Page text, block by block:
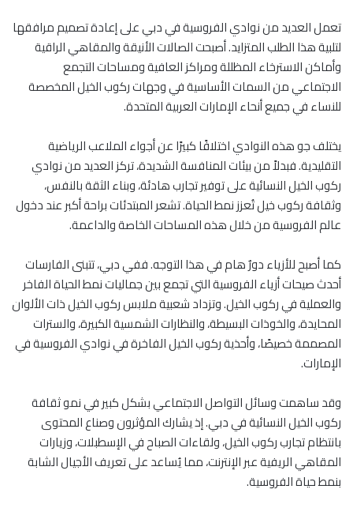
تعمل العديد من نوادي الفروسية في دبي على إعادة تصميم مرافقها
لتلبية هذا الطلب المتزايد. أصبحت الصالات الأنيقة والمقاهي الراقية
وأماكن الاسترخاء المظللة ومراكز العافية ومساحات التجمع
الاجتماعي من السمات الأساسية في وجهات ركوب الخيل المخصصة
للنساء في جميع أنحاء الإمارات العربية المتحدة.
يختلف جو هذه النوادي اختلافًا كبيرًا عن أجواء الملاعب الرياضية
التقليدية. فبدلاً من بيئات المنافسة الشديدة، تركز العديد من نوادي
ركوب الخيل النسائية على توفير تجارب هادئة، وبناء الثقة بالنفس،
وثقافة ركوب خيل تُعزز نمط الحياة. تشعر المبتدئات براحة أكبر عند دخول
عالم الفروسية من خلال هذه المساحات الخاصة والداعمة.
كما أصبح للأزياء دورٌ هام في هذا التوجه. ففي دبي، تتبنى الفارسات
أحدث صيحات أزياء الفروسية التي تجمع بين جماليات نمط الحياة الفاخر
والعملية في ركوب الخيل. وتزداد شعبية ملابس ركوب الخيل ذات الألوان
المحايدة، والخوذات البسيطة، والنظارات الشمسية الكبيرة، والسترات
المصممة خصيصًا، وأحذية ركوب الخيل الفاخرة في نوادي الفروسية في
الإمارات.
وقد ساهمت وسائل التواصل الاجتماعي بشكل كبير في نمو ثقافة
ركوب الخيل النسائية في دبي. إذ يشارك المؤثرون وصناع المحتوى
بانتظام تجارب ركوب الخيل، ولقاءات الصباح في الإسطبلات، وزيارات
المقاهي الريفية عبر الإنترنت، مما يُساعد على تعريف الأجيال الشابة
بنمط حياة الفروسية.